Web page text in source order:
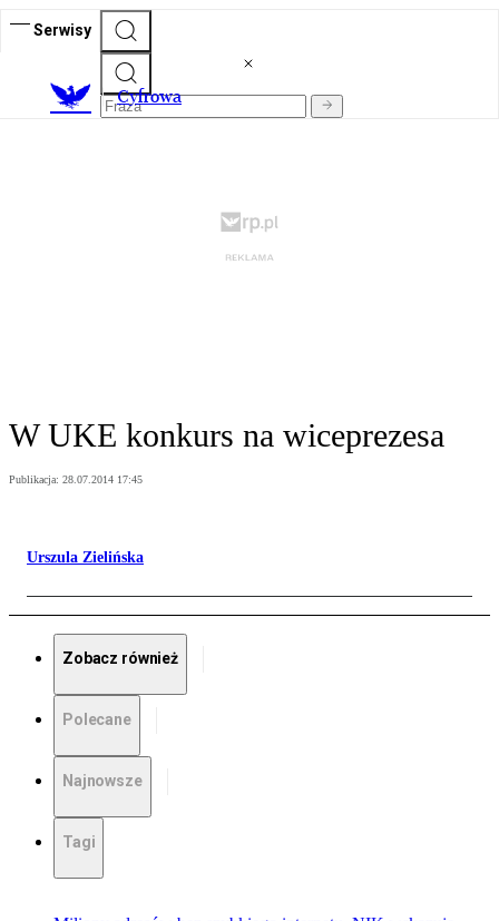
Serwisy
Cyfrowa
W UKE konkurs na wiceprezesa
Publikacja: 28.07.2014 17:45
Urszula Zielińska
Zobacz również
Polecane
Najnowsze
Tagi